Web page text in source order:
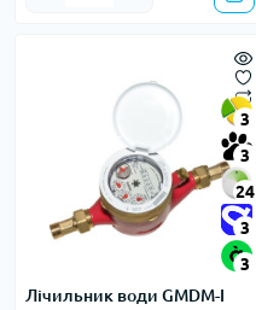
3
3
24
3
3
Лічильник води GMDM-I